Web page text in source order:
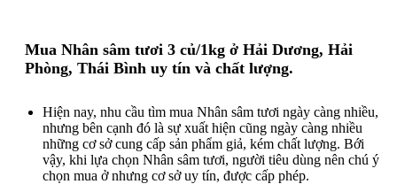
Mua Nhân sâm tươi 3 củ/1kg ở Hải Dương, Hải
Phòng, Thái Bình uy tín và chất lượng.
Hiện nay, nhu cầu tìm mua Nhân sâm tươi ngày càng nhiều,
nhưng bên cạnh đó là sự xuất hiện cũng ngày càng nhiều
những cơ sở cung cấp sản phẩm giả, kém chất lượng. Bới
vậy, khi lựa chọn Nhân sâm tươi, người tiêu dùng nên chú ý
chọn mua ở nhưng cơ sở uy tín, được cấp phép.